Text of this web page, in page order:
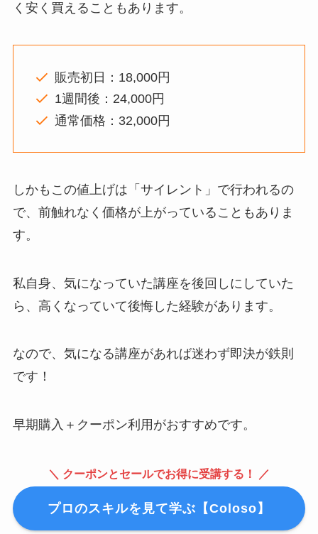
く安く買えることもあります。
販売初日：18,000円
1週間後：24,000円
通常価格：32,000円
しかもこの値上げは「サイレント」で行われるの
で、前触れなく価格が上がっていることもありま
す。
私自身、気になっていた講座を後回しにしていた
ら、高くなっていて後悔した経験があります。
なので、気になる講座があれば迷わず即決が鉄則
です！
早期購入＋クーポン利用がおすすめです。
＼ クーポンとセールでお得に受講する！ ／
プロのスキルを見て学ぶ【Coloso】